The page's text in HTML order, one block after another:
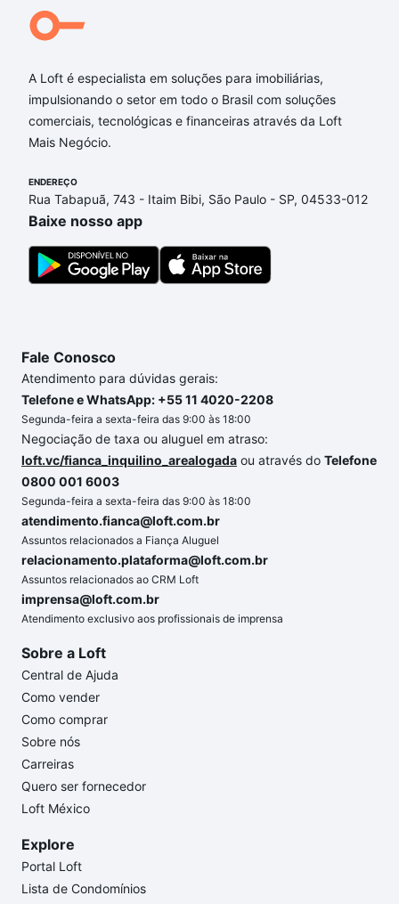
Qual o preço de Imóveis com 2 vagas à venda em
Jardim Boa Esperança, Sorocaba, SP?
Aqui na Loft temos a oferta ideal para você, com
Imóveis com 2 vagas à venda em Jardim Boa
Esperança, Sorocaba, SP que custam a partir de R$
0 e com nossas opções de financiamento imobiliário
Se ainda tem alguma dúvida dos custos envolvidos
no processo de compra, veja em nosso portal
quanto custa comprar um apartamento
a gente para comprar o imóvel dos seus sonhos
com segurança e conforto. Loft, com você até as
A Loft é especialista em soluções para imobiliárias,
impulsionando o setor em todo o Brasil com soluções
comerciais, tecnológicas e financeiras através da Loft
Mais Negócio.
ENDEREÇO
Rua Tabapuã, 743 - Itaim Bibi, São Paulo - SP, 04533-012
Baixe nosso app
Fale Conosco
Atendimento para dúvidas gerais:
Telefone e WhatsApp: +55 11 4020-2208
Segunda-feira a sexta-feira das 9:00 às 18:00
Negociação de taxa ou aluguel em atraso:
loft.vc/fianca_inquilino_arealogada ou através do Telefone
0800 001 6003
Segunda-feira a sexta-feira das 9:00 às 18:00
atendimento.fianca@loft.com.br
Assuntos relacionados a Fiança Aluguel
relacionamento.plataforma@loft.com.br
Assuntos relacionados ao CRM Loft
imprensa@loft.com.br
Atendimento exclusivo aos profissionais de imprensa
Sobre a Loft
Central de Ajuda
Como vender
Como comprar
Sobre nós
Carreiras
Quero ser fornecedor
Loft México
Explore
Portal Loft
Lista de Condomínios